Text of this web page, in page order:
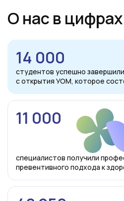
О нас в цифрах
14 000
студентов успешно
с открытия УОМ, которое
11 000
специалистов получили
превентивного подхода к